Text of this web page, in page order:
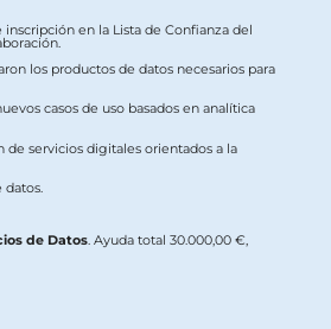
en la Lista de Confianza del
los productos de datos necesarios para
casos de uso basados en analítica
servicios digitales orientados a la
de Datos. Ayuda total 30.000,00 €,